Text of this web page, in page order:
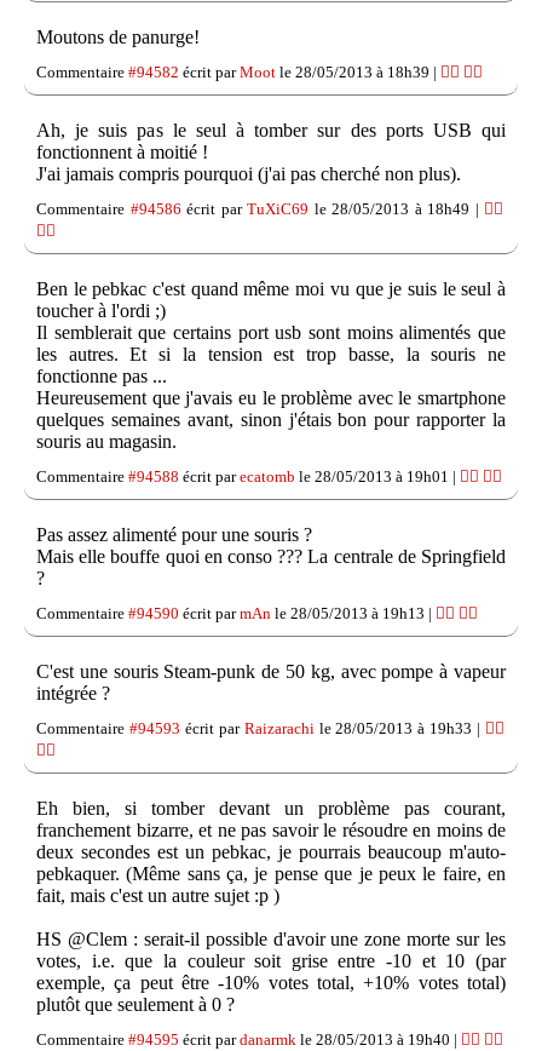
Moutons de panurge!
Commentaire #94582 écrit parMoot le 28/05/2013 à 18h39 | 👍🏽 👎🏽
Ah, je suis pas le seul à tomber sur des ports USB qui
fonctionnent à moitié !
J'ai jamais compris pourquoi (j'ai pas cherché non plus).
Commentaire #94586 écrit parTuXiC69 le 28/05/2013 à 18h49 | 👍🏽
👎🏽
Ben le pebkac c'est quand même moi vu que je suis le seul à
toucher à l'ordi ;)
Il semblerait que certains port usb sont moins alimentés que
les autres. Et si la tension est trop basse, la souris ne
fonctionne pas ...
Heureusement que j'avais eu le problème avec le smartphone
quelques semaines avant, sinon j'étais bon pour rapporter la
souris au magasin.
Commentaire #94588 écrit parecatomb le 28/05/2013 à 19h01 | 👍🏽 👎🏽
Pas assez alimenté pour une souris ?
Mais elle bouffe quoi en conso ??? La centrale de Springfield
?
Commentaire #94590 écrit parmAn le 28/05/2013 à 19h13 | 👍🏽 👎🏽
C'est une souris Steam-punk de 50 kg, avec pompe à vapeur
intégrée ?
Commentaire #94593 écrit par Raizarachile 28/05/2013 à 19h33 | 👍🏽
👎🏽
Eh bien, si tomber devant un problème pas courant,
franchement bizarre, et ne pas savoir le résoudre en moins de
deux secondes est un pebkac, je pourrais beaucoup m'auto-
pebkaquer. (Même sans ça, je pense que je peux le faire, en
fait, mais c'est un autre sujet :p )
HS @Clem : serait-il possible d'avoir une zone morte sur les
votes, i.e. que la couleur soit grise entre -10 et 10 (par
exemple, ça peut être -10% votes total, +10% votes total)
plutôt que seulement à 0 ?
Commentaire #94595 écrit pardanarmk le 28/05/2013 à 19h40 | 👍🏽 👎🏽